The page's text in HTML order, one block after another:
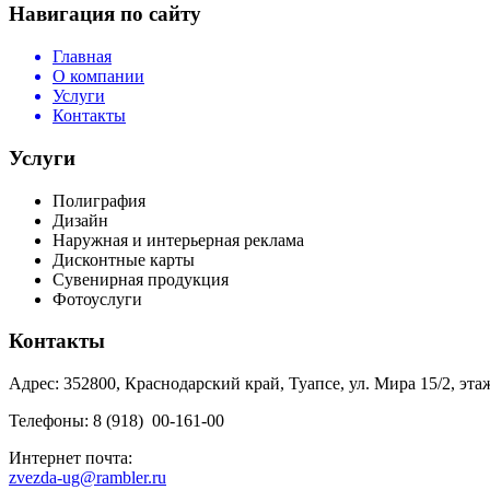
Навигация по сайту
Главная
О компании
Услуги
Контакты
Услуги
Полиграфия
Дизайн
Наружная и интерьерная реклама
Дисконтные карты
Сувенирная продукция
Фотоуслуги
Контакты
Адрес: 352800, Краснодарский край, Туапсе, ул. Мира 15/2,
Телефоны: 8 (918) 00-161-00
Интернет почта:
zvezda-ug@rambler.ru